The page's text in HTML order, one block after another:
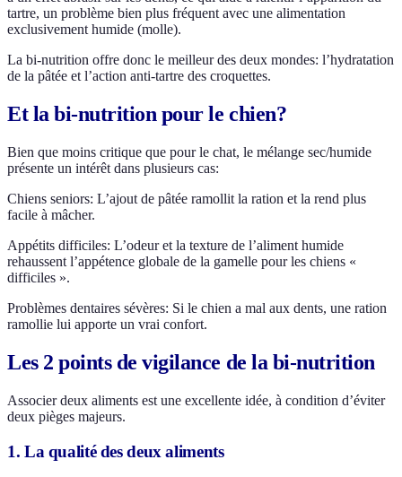
tartre, un problème bien plus fréquent avec une alimentation
exclusivement humide (molle).
La bi-nutrition offre donc le meilleur des deux mondes: l’hydratation
de la pâtée et l’action anti-tartre des croquettes.
Et la bi-nutrition pour le chien?
Bien que moins critique que pour le chat, le mélange sec/humide
présente un intérêt dans plusieurs cas:
Chiens seniors: L’ajout de pâtée ramollit la ration et la rend plus
facile à mâcher.
Appétits difficiles: L’odeur et la texture de l’aliment humide
rehaussent l’appétence globale de la gamelle pour les chiens «
difficiles ».
Problèmes dentaires sévères: Si le chien a mal aux dents, une ration
ramollie lui apporte un vrai confort.
Les 2 points de vigilance de la bi-nutrition
Associer deux aliments est une excellente idée, à condition d’éviter
deux pièges majeurs.
1. La qualité des deux aliments